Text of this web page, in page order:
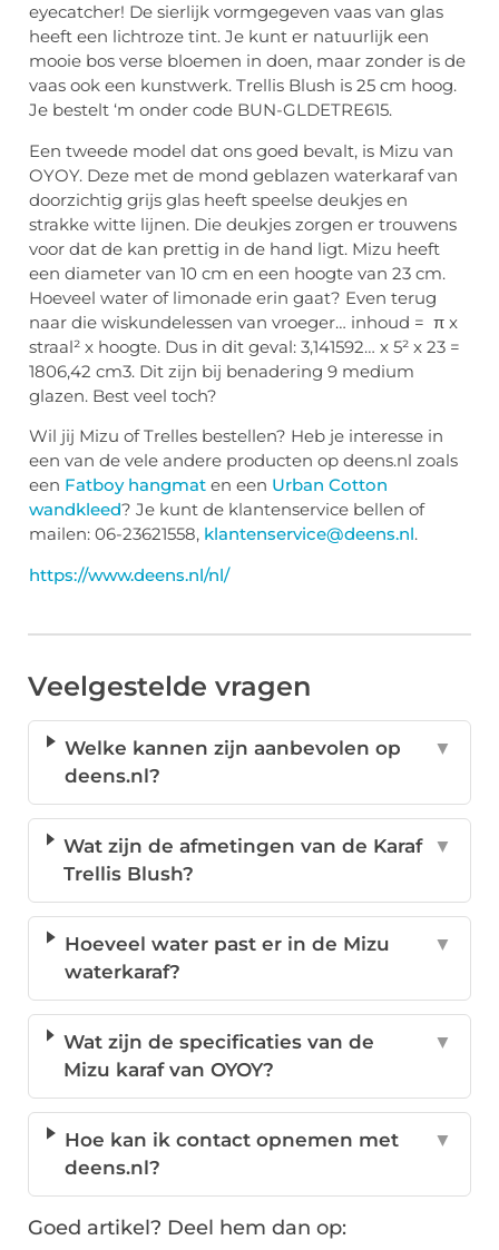
eyecatcher! De sierlijk vormgegeven vaas van glas
heeft een lichtroze tint. Je kunt er natuurlijk een
mooie bos verse bloemen in doen, maar zonder is de
vaas ook een kunstwerk. Trellis Blush is 25 cm hoog.
Je bestelt ‘m onder code BUN-GLDETRE615.
Een tweede model dat ons goed bevalt, is Mizu van
OYOY. Deze met de mond geblazen waterkaraf van
doorzichtig grijs glas heeft speelse deukjes en
strakke witte lijnen. Die deukjes zorgen er trouwens
voor dat de kan prettig in de hand ligt. Mizu heeft
een diameter van 10 cm en een hoogte van 23 cm.
Hoeveel water of limonade erin gaat? Even terug
naar die wiskundelessen van vroeger… inhoud = π x
straal² x hoogte. Dus in dit geval: 3,141592… x 5² x 23 =
1806,42 cm3. Dit zijn bij benadering 9 medium
glazen. Best veel toch?
Wil jij Mizu of Trelles bestellen? Heb je interesse in
een van de vele andere producten op deens.nl zoals
een Fatboy hangmat en een Urban Cotton
wandkleed? Je kunt de klantenservice bellen of
mailen: 06-23621558, klantenservice@deens.nl.
https://www.deens.nl/nl/
Veelgestelde vragen
Welke kannen zijn aanbevolen op
deens.nl?
▼
Wat zijn de afmetingen van de Karaf
Trellis Blush?
▼
Hoeveel water past er in de Mizu
waterkaraf?
▼
Wat zijn de specificaties van de
Mizu karaf van OYOY?
▼
Hoe kan ik contact opnemen met
deens.nl?
▼
Goed artikel? Deel hem dan op: